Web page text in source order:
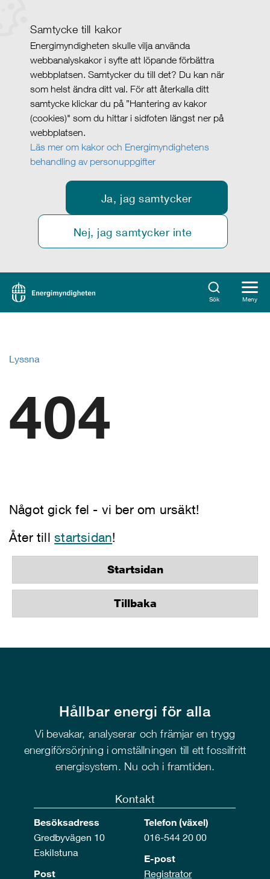
Samtycke till kakor
Energimyndigheten skulle vilja använda
webbanalyskakor i syfte att löpande förbättra
webbplatsen. Samtycker du till det? Du kan när
som helst ändra ditt val. För att återkalla ditt
samtycke klickar du på ”Hantering av kakor
(cookies)" som du hittar i sidfoten längst ner på
webbplatsen.
Läs mer om kakor och Energimyndighetens
behandling av personuppgifter
Ja, jag samtycker
Nej, jag samtycker inte
Sök Meny
Lyssna
404
Något gick fel - vi ber om ursäkt!
Åter tillstartsidan!
Startsidan
Tillbaka
Hållbar energi för alla
Vi bevakar, analyserar och främjar en trygg
energiförsörjning i omställningen till ett fossilfritt
energisystem. Nu och i framtiden.
Kontakt
Besöksadress
Gredbyvägen 10
Eskilstuna
Post
Telefon (växel)
016-544 20 00
E-post
Registrator